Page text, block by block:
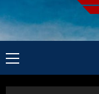
Primary
Menu